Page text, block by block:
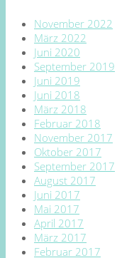
November 2022
März 2022
Juni 2020
September 2019
Juni 2019
Juni 2018
März 2018
Februar 2018
November 2017
Oktober 2017
September 2017
August 2017
Juni 2017
Mai 2017
April 2017
März 2017
Februar 2017